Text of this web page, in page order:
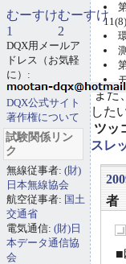
11(8)
また
した
ツッ
スレ
者
■
むーすけ
1
むーすけ
2
DQX用メールア
ドレス（お気軽
に）:
DQX公式サイト
著作権について
試験関係リン
ク
無線従事者: (財)
日本無線協会
航空従事者: 国土
交通省
電気通信: (財)日
本データ通信協
会